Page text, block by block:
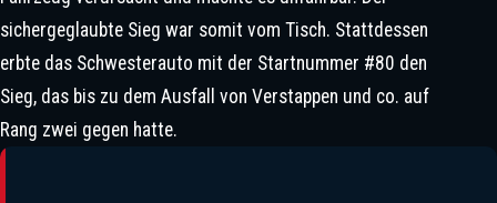
Heiße WM-Duelle Und Ein
Schockierender Unfall: Historische
Rennen In Suzuka
sichergeglaubte Sieg war somit vom Tisch. Stattdessen
erbte das Schwesterauto mit der Startnummer #80 den
Sieg, das bis zu dem Ausfall von Verstappen und co. auf
Rang zwei gegen hatte.